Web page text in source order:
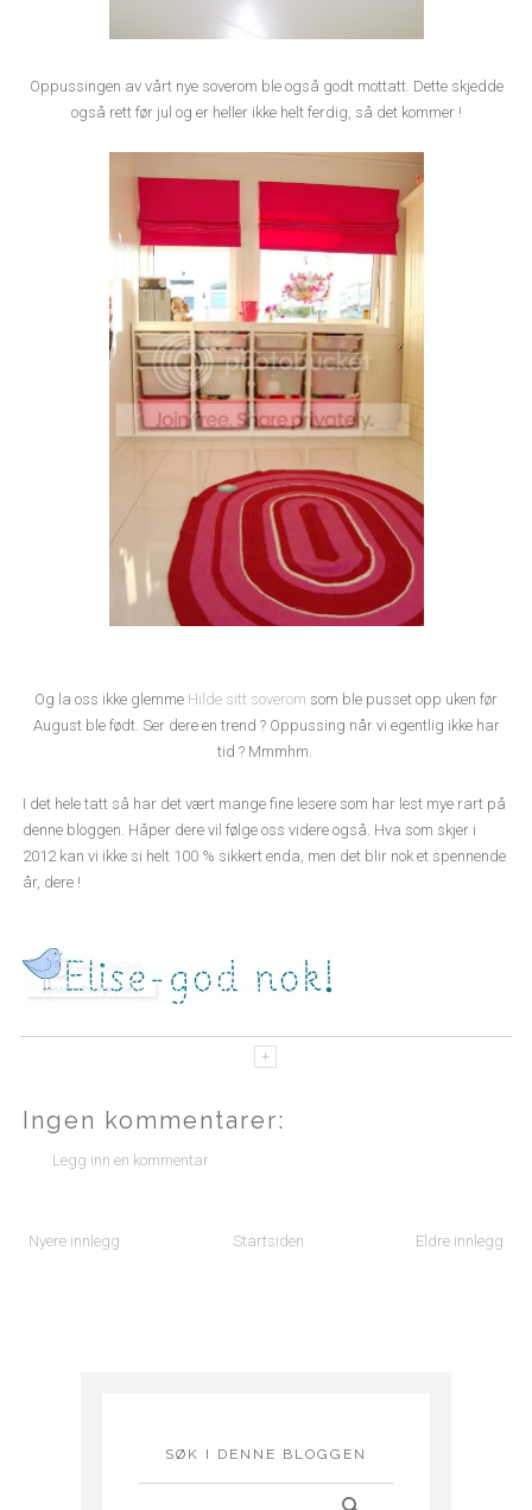
Oppussingen av vårt nye soverom ble også godt mottatt. Dette skjedde
også rett før jul og er heller ikke helt ferdig, så det kommer !
Og la oss ikke glemme Hilde sitt soverom som ble pusset opp uken før
August ble født. Ser dere en trend ? Oppussing når vi egentlig ikke har
tid ? Mmmhm.
I det hele tatt så har det vært mange fine lesere som har lest mye rart på
denne bloggen. Håper dere vil følge oss videre også. Hva som skjer i
2012 kan vi ikke si helt 100 % sikkert enda, men det blir nok et spennende
år, dere !
Ingen kommentarer:
Legg inn en kommentar
Nyere innlegg Eldre innlegg
Startsiden
SØK I DENNE BLOGGEN